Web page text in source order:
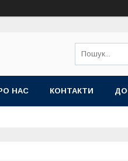
НАС КОНТАКТИ